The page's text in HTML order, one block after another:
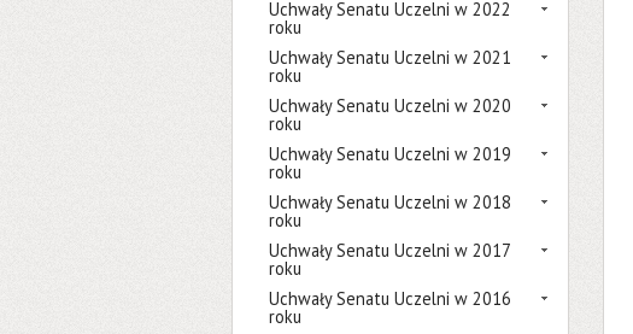
Uchwały Senatu Uczelni w 2022
roku
Uchwały Senatu Uczelni w 2021
roku
Uchwały Senatu Uczelni w 2020
roku
Uchwały Senatu Uczelni w 2019
roku
Uchwały Senatu Uczelni w 2018
roku
Uchwały Senatu Uczelni w 2017
roku
Uchwały Senatu Uczelni w 2016
roku